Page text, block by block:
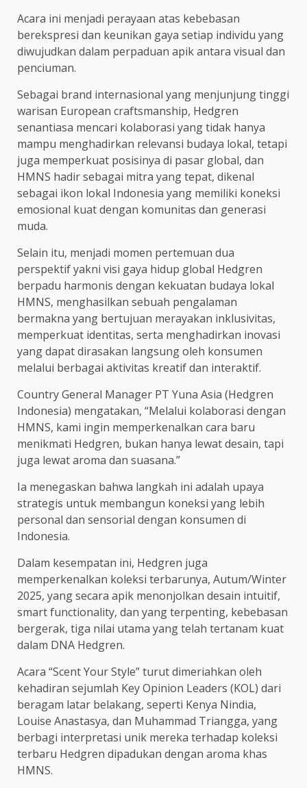
Acara ini menjadi perayaan atas kebebasan
berekspresi dan keunikan gaya setiap individu yang
diwujudkan dalam perpaduan apik antara visual dan
penciuman.
Sebagai brand internasional yang menjunjung tinggi
warisan European craftsmanship, Hedgren
senantiasa mencari kolaborasi yang tidak hanya
mampu menghadirkan relevansi budaya lokal, tetapi
juga memperkuat posisinya di pasar global, dan
HMNS hadir sebagai mitra yang tepat, dikenal
sebagai ikon lokal Indonesia yang memiliki koneksi
emosional kuat dengan komunitas dan generasi
muda.
Selain itu, menjadi momen pertemuan dua
perspektif yakni visi gaya hidup global Hedgren
berpadu harmonis dengan kekuatan budaya lokal
HMNS, menghasilkan sebuah pengalaman
bermakna yang bertujuan merayakan inklusivitas,
memperkuat identitas, serta menghadirkan inovasi
yang dapat dirasakan langsung oleh konsumen
melalui berbagai aktivitas kreatif dan interaktif.
Country General Manager PT Yuna Asia (Hedgren
Indonesia) mengatakan, “Melalui kolaborasi dengan
HMNS, kami ingin memperkenalkan cara baru
menikmati Hedgren, bukan hanya lewat desain, tapi
juga lewat aroma dan suasana.”
Ia menegaskan bahwa langkah ini adalah upaya
strategis untuk membangun koneksi yang lebih
personal dan sensorial dengan konsumen di
Indonesia.
Dalam kesempatan ini, Hedgren juga
memperkenalkan koleksi terbarunya, Autum/Winter
2025, yang secara apik menonjolkan desain intuitif,
smart functionality, dan yang terpenting, kebebasan
bergerak, tiga nilai utama yang telah tertanam kuat
dalam DNA Hedgren.
Acara “Scent Your Style” turut dimeriahkan oleh
kehadiran sejumlah Key Opinion Leaders (KOL) dari
beragam latar belakang, seperti Kenya Nindia,
Louise Anastasya, dan Muhammad Triangga, yang
berbagi interpretasi unik mereka terhadap koleksi
terbaru Hedgren dipadukan dengan aroma khas
HMNS.